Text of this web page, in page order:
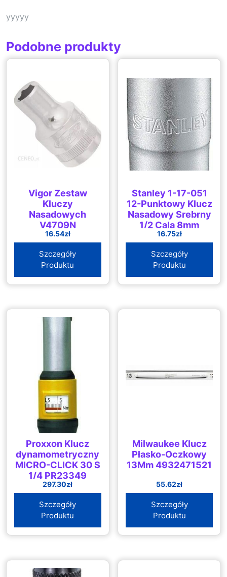
yyyyy
Podobne produkty
Vigor Zestaw
Kluczy
Nasadowych
V4709N
16.54zł
Szczegóły
Produktu
Stanley 1-17-051
12-Punktowy Klucz
Nasadowy Srebrny
1/2 Cala 8mm
117051
16.75zł
Szczegóły
Produktu
Proxxon Klucz
dynamometryczny
MICRO-CLICK 30 S
1/4 PR23349
297.30zł
Szczegóły
Produktu
Milwaukee Klucz
Płasko-Oczkowy
13Mm 4932471521
55.62zł
Szczegóły
Produktu